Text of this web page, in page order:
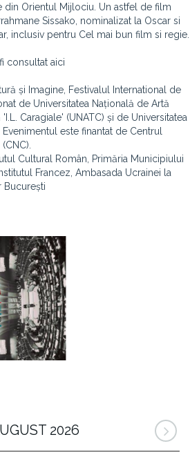
din Orientul Mijlociu. Un astfel de film
Sissako, nominalizat la Oscar si
inclusiv pentru Cel mai bun film si regie.
consultat aici
și Imagine, Festivalul International de
de Universitatea Națională de Artă
Caragiale' (UNATC) și de Universitatea
este finantat de Centrul
Cultural Român, Primăria Municipiului
Francez, Ambasada Ucrainei la
București
2026